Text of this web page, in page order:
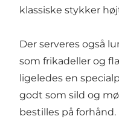
klassiske stykker
Der serveres også
som frikadeller og
ligeledes en
godt som sild og
bestilles på forhånd.